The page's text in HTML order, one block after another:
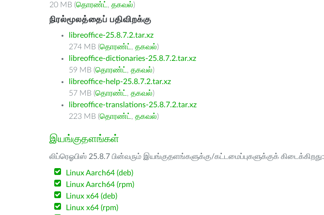
20 MB (தொரண்ட் , தகவல்)
நிரல்மூலத்தைப் பதிவிறக்கு
libreoffice-25.8.7.2.tar.xz
274 MB (தொரண்ட் , தகவல்)
libreoffice-dictionaries-25.8.7.2.tar.xz
59 MB (தொரண்ட் , தகவல்)
libreoffice-help-25.8.7.2.tar.xz
57 MB (தொரண்ட் , தகவல்)
libreoffice-translations-25.8.7.2.tar.xz
223 MB (தொரண்ட் , தகவல்)
இயங்குதளங்கள்
லிப்ரெஓபிஸ் 25.8.7 பின்வரும் இயங்குதளங்களுக்கு/கட்டமைப்புகளுக்குக் கிடைக்கிறது:
Linux Aarch64 (deb)
Linux Aarch64 (rpm)
Linux x64 (deb)
Linux x64 (rpm)